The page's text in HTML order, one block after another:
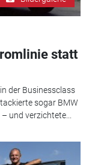
statt
der Businessclass
sogar BMW
und verzichtete...